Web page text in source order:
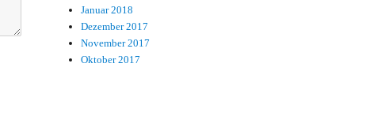
Januar 2018
Dezember 2017
November 2017
Oktober 2017